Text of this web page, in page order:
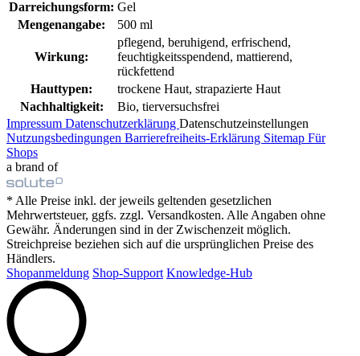
Darreichungsform: Gel
Mengenangabe:
500 ml
Wirkung:
pflegend, beruhigend, erfrischend,
feuchtigkeitsspendend, mattierend,
rückfettend
Hauttypen:
trockene Haut, strapazierte Haut
Nachhaltigkeit:
Bio, tierversuchsfrei
Impressum Datenschutzerklärung Datenschutzeinstellungen
Nutzungsbedingungen Barrierefreiheits-Erklärung Sitemap Für
Shops
a brand of
* Alle Preise inkl. der jeweils geltenden gesetzlichen
Mehrwertsteuer, ggfs. zzgl. Versandkosten. Alle Angaben ohne
Gewähr. Änderungen sind in der Zwischenzeit möglich.
Streichpreise beziehen sich auf die ursprünglichen Preise des
Händlers.
Shopanmeldung Shop-Support Knowledge-Hub